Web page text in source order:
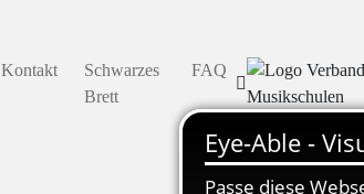
Kontakt
Schwarzes
Brett
FAQ